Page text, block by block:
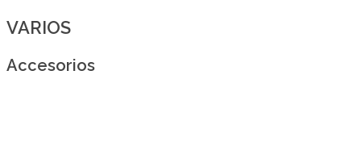
VARIOS
Accesorios